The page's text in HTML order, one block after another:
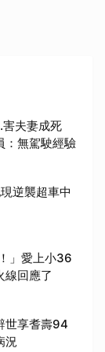
夫妻成死
：無駕駛經驗
逆襲超車中
」愛上小36
回應了
世享耆壽94
況